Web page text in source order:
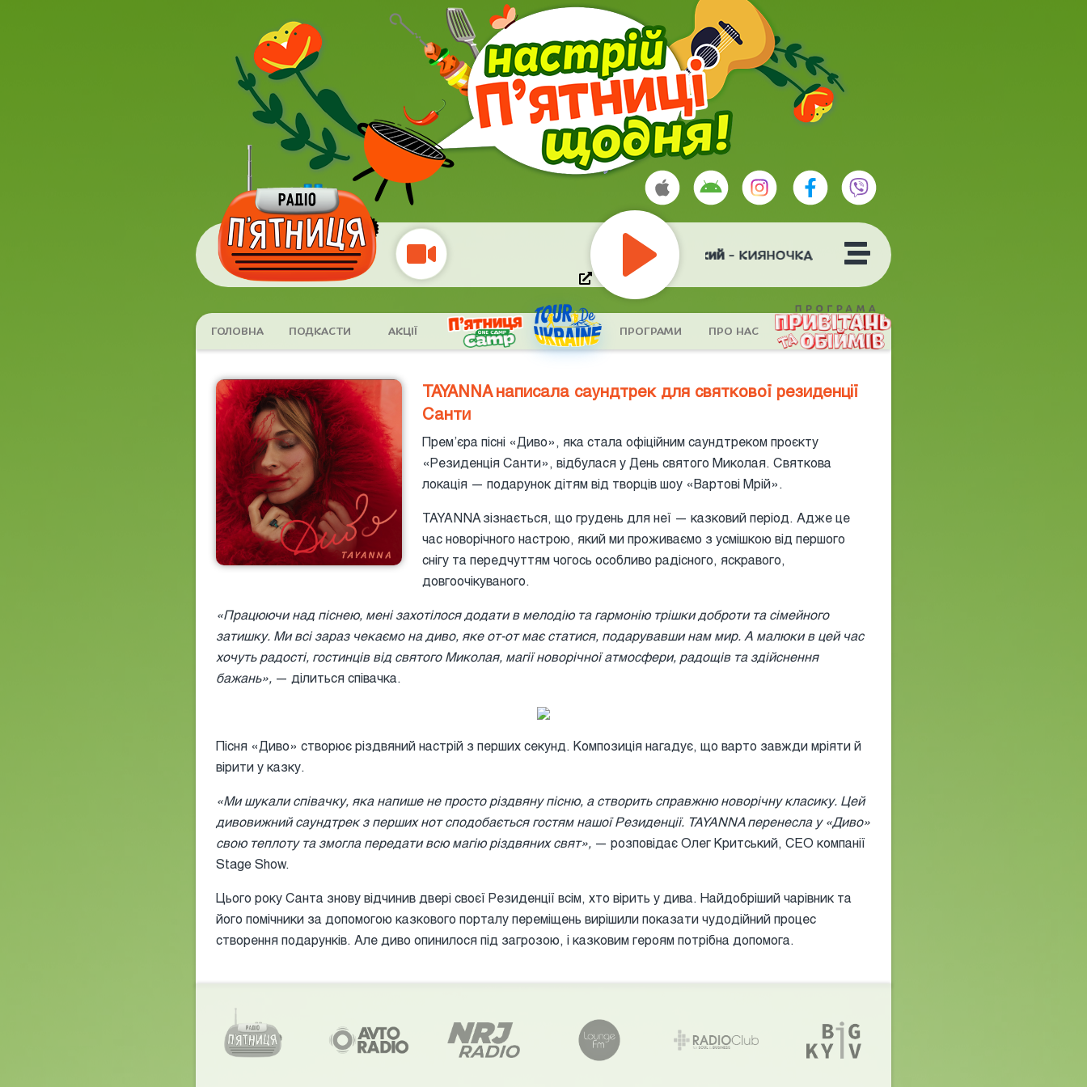
Play
Гарік Кричевський- КИЯНОЧКА
ГОЛОВНА ПОДКАСТИ АКЦІЇ ПРОГРАМИ ПРО НАС
TAYANNA написала саундтрек для святкової резиденції
Санти
Премʼєра пісні «Диво», яка стала офіційним саундтреком проєкту
«Резиденція Санти», відбулася у День святого Миколая. Святкова
локація — подарунок дітям від творців шоу «Вартові Мрій».
TAYANNA зізнається, що грудень для неї — казковий період. Адже це
час новорічного настрою, який ми проживаємо з усмішкою від першого
снігу та передчуттям чогось особливо радісного, яскравого,
довгоочікуваного.
«Працюючи над піснею, мені захотілося додати в мелодію та гармонію трішки доброти та сімейного
затишку. Ми всі зараз чекаємо на диво, яке от-от має статися, подарувавши нам мир. А малюки в цей час
хочуть радості, гостинців від святого Миколая, магії новорічної атмосфери, радощів та здійснення
бажань», — ділиться співачка.
Пісня «Диво» створює різдвяний настрій з перших секунд. Композиція нагадує, що варто завжди мріяти й
вірити у казку.
«Ми шукали співачку, яка напише не просто різдвяну пісню, а створить справжню новорічну класику. Цей
дивовижний саундтрек з перших нот сподобається гостям нашої Резиденції. TAYANNA перенесла у «Диво»
свою теплоту та змогла передати всю магію різдвяних свят», — розповідає Олег Критський, СЕО компанії
Stage Show.
Цього року Санта знову відчинив двері своєї Резиденції всім, хто вірить у дива. Найдобріший чарівник та
його помічники за допомогою казкового порталу переміщень вирішили показати чудодійний процес
створення подарунків. Але диво опинилося під загрозою, і казковим героям потрібна допомога.